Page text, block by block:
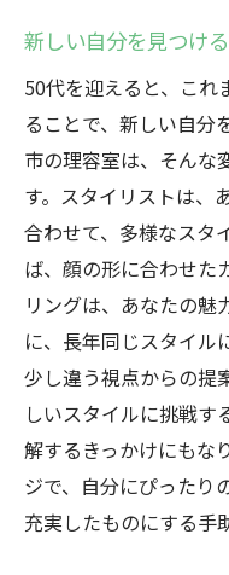
新しい自分を見つけ
50代を迎えると、これ
ることで、新しい自分
市の理容室は、そんな
す。スタイリストは、
合わせて、多様なスタ
ば、顔の形に合わせた
リングは、あなたの魅
に、長年同じスタイル
少し違う視点からの提
しいスタイルに挑戦す
解するきっかけにもな
ジで、自分にぴったり
充実したものにする手